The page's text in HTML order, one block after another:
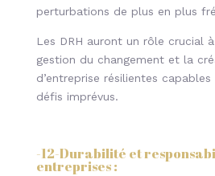
perturbations de plus en plus
Les DRH auront un rôle crucial
gestion du changement et la
d’entreprise résilientes
défis imprévus.
-12-Durabilité et
entreprises: